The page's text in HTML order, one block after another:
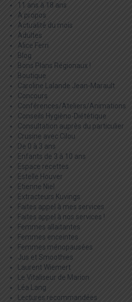
11 ans à 18 ans
A propos
Actualité du mois
Adultes
Alice Ferri
Blog
Bons Plans Régionaux !
Boutique
Caroline Lalande Jean-Marault
Concours
Conférences/Ateliers/Animations
Conseils Hygièno-Diététique
Consultation auprès du particulier
Crusine avec Cilou
De 0 à 3 ans
Enfants de 3 à 10 ans
Espace recettes
Estelle Houver
Etienne Niel
Extracteurs Kuvings
Faites appel à mes services
Faites appel à nos services !
Femmes allaitantes
Femmes enceintes
Femmes ménopausées
Jus et Smoothies
Laurent Wiemert
Le Vitaliseur de Marion
Léa Lang
Lectures recommandées